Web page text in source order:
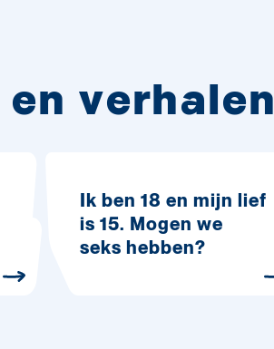
verhalen
Ik ben 18 en mijn lief
is 15. Mogen we
seks hebben?